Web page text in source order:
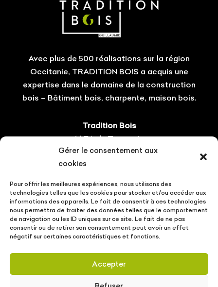
Gérer le consentement aux
cookies
Pour offrir les meilleures expériences, nous utilisons des
technologies telles que les cookies pour stocker et/ou accéder aux
informations des appareils. Le fait de consentir à ces technologies
nous permettra de traiter des données telles que le comportement
de navigation ou les ID uniques sur ce site. Le fait de ne pas
consentir ou de retirer son consentement peut avoir un effet
négatif sur certaines caractéristiques et fonctions.
Accepter
Avec plus de 500 réalisations sur la région
Occitanie, TRADITION BOIS a acquis une
expertise dans le domaine de la construction
bois – Bâtiment bois, charpente, maison bois.
Tradition Bois
14 ZA du Tourneris
31470 Bonrepos-sur-Aussonnelle
Tel : 05.61.08.60.54
Suivez-nous !
MENTIONS LÉGALES